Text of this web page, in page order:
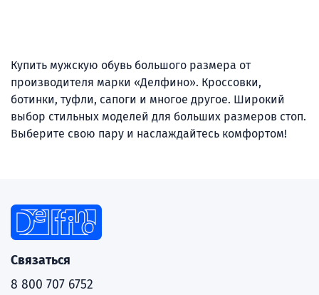
Купить мужскую обувь большого размера от
производителя марки «Делфино». Кроссовки,
ботинки, туфли, сапоги и многое другое. Широкий
выбор стильных моделей для больших размеров стоп.
Выберите свою пару и наслаждайтесь комфортом!
Связаться
8 800 707 6752